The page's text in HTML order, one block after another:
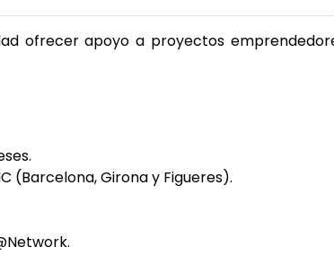
ofrecer apoyo a proyectos
(Barcelona, Girona y Figueres).